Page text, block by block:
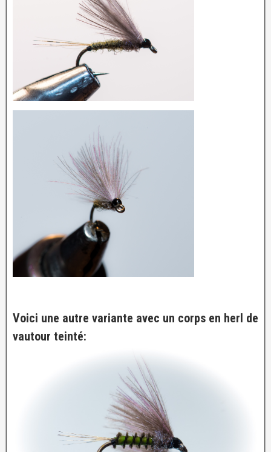
Voici une autre variante avec un corps en herl de
vautour teinté: